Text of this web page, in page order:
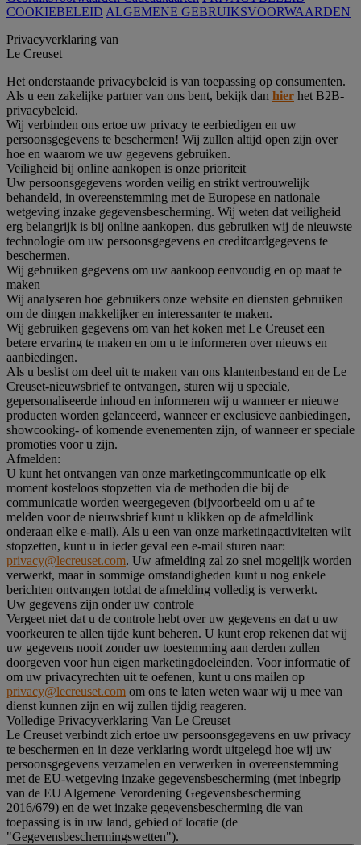
COOKIEBELEID ALGEMENE GEBRUIKSVOORWAARDEN
Privacyverklaring van
Le Creuset
Het onderstaande privacybeleid is van toepassing op consumenten.
Als u een zakelijke partner van ons bent, bekijk dan hier het B2B-
privacybeleid.
Wij verbinden ons ertoe uw privacy te eerbiedigen en uw
persoonsgegevens te beschermen! Wij zullen altijd open zijn over
hoe en waarom we uw gegevens gebruiken.
Veiligheid bij online aankopen is onze prioriteit
Uw persoonsgegevens worden veilig en strikt vertrouwelijk
behandeld, in overeenstemming met de Europese en nationale
wetgeving inzake gegevensbescherming. Wij weten dat veiligheid
erg belangrijk is bij online aankopen, dus gebruiken wij de nieuwste
technologie om uw persoonsgegevens en creditcardgegevens te
beschermen.
Wij gebruiken gegevens om uw aankoop eenvoudig en op maat te
maken
Wij analyseren hoe gebruikers onze website en diensten gebruiken
om de dingen makkelijker en interessanter te maken.
Wij gebruiken gegevens om van het koken met Le Creuset een
betere ervaring te maken en om u te informeren over nieuws en
aanbiedingen.
Als u beslist om deel uit te maken van ons klantenbestand en de Le
Creuset-nieuwsbrief te ontvangen, sturen wij u speciale,
gepersonaliseerde inhoud en informeren wij u wanneer er nieuwe
producten worden gelanceerd, wanneer er exclusieve aanbiedingen,
showcooking- of komende evenementen zijn, of wanneer er speciale
promoties voor u zijn.
Afmelden:
U kunt het ontvangen van onze marketingcommunicatie op elk
moment kosteloos stopzetten via de methoden die bij de
communicatie worden weergegeven (bijvoorbeeld om u af te
melden voor de nieuwsbrief kunt u klikken op de afmeldlink
onderaan elke e-mail). Als u een van onze marketingactiviteiten wilt
stopzetten, kunt u in ieder geval een e-mail sturen naar:
privacy@lecreuset.com. Uw afmelding zal zo snel mogelijk worden
verwerkt, maar in sommige omstandigheden kunt u nog enkele
berichten ontvangen totdat de afmelding volledig is verwerkt.
Uw gegevens zijn onder uw controle
Vergeet niet dat u de controle hebt over uw gegevens en dat u uw
voorkeuren te allen tijde kunt beheren. U kunt erop rekenen dat wij
uw gegevens nooit zonder uw toestemming aan derden zullen
doorgeven voor hun eigen marketingdoeleinden. Voor informatie of
om uw privacyrechten uit te oefenen, kunt u ons mailen op
privacy@lecreuset.com om ons te laten weten waar wij u mee van
dienst kunnen zijn en wij zullen tijdig reageren.
Volledige Privacyverklaring Van Le Creuset
Le Creuset verbindt zich ertoe uw persoonsgegevens en uw privacy
te beschermen en in deze verklaring wordt uitgelegd hoe wij uw
persoonsgegevens verzamelen en verwerken in overeenstemming
met de EU-wetgeving inzake gegevensbescherming (met inbegrip
van de EU Algemene Verordening Gegevensbescherming
2016/679) en de wet inzake gegevensbescherming die van
toepassing is in uw land, gebied of locatie (de
"Gegevensbeschermingswetten").